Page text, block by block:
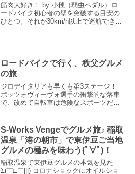
筋肉大好き！ by 小毬（弱虫ペダル）ロ
ードバイク初心者の壁を突破する目安の
ひとつ。それが30km/h以上で巡航できる
ロードバイクで行く、秩父グルメ
の旅
ジロデイタリアも早くも第3ステージ！
ポッツォヴィーヴォ選手の衝撃的な落車
で、改めて自転車は危険なスポーツだと
まで行ってみようということで、スプリ
ンター君が前から行って...
S-Works Vengeでグルメ旅♪ 稲取
温泉「港の朝市」で東伊豆ご当地
グルメの極みを味わう(ﾟ∀ﾟ)！
稲取温泉で東伊豆グルメの本気を見た
Σ(￣□￣|||) コロナショックにオイルショ